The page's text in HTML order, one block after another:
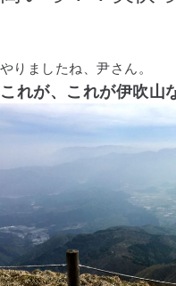
やりましたね、尹さん。
これが、これが伊吹山